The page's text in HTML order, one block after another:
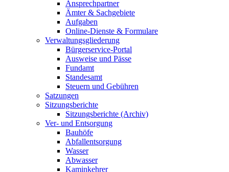
Ansprechpartner
Ämter & Sachgebiete
Aufgaben
Online-Dienste & Formulare
Verwaltungsgliederung
Bürgerservice-Portal
Ausweise und Pässe
Fundamt
Standesamt
Steuern und Gebühren
Satzungen
Sitzungsberichte
Sitzungsberichte (Archiv)
Ver- und Entsorgung
Bauhöfe
Abfallentsorgung
Wasser
Abwasser
Kaminkehrer